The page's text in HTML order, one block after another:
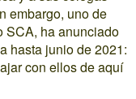
embargo, uno de
SCA, ha anunciado
hasta junio de 2021:
con ellos de aquí